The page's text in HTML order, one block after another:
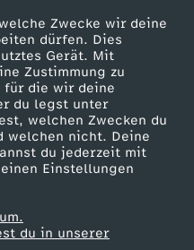
Zwecke wir deine
dürfen. Dies
Gerät. Mit
Zustimmung zu
für die wir deine
du legst unter
welchen Zwecken du
welchen nicht. Deine
du jederzeit mit
Einstellungen
du in unserer